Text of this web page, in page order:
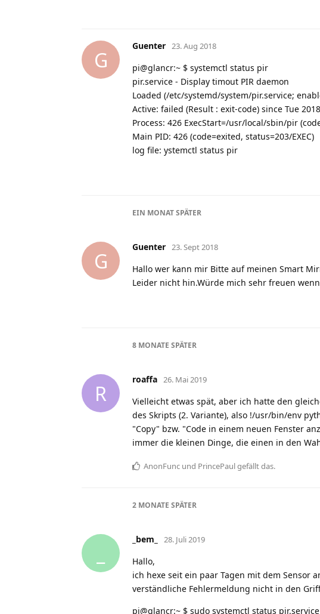
G
Guenter 23. Aug 2018
pi@glancr:~ $ systemctl status pir
pir.service - Display timout PIR daemon
Loaded (/etc/systemd/system/pir.service;
Active: failed (Result : exit-code) since Tue
Process: 426 ExecStart=/usr/local/sbin/pir
Main PID: 426 (code=exited, status=203/EXEC)
log file: ystemctl status pir
EIN MONATSPÄTER
G
Guenter 23. Sept 2018
Hallo wer kann mir Bitte auf meinen Smart
Leider nicht hin.Würde mich sehr freuen
8 MONATE SPÄTER
R
roaffa 26. Mai 2019
Vielleicht etwas spät, aber ich hatte den
des Skripts (2. Variante), also !/usr/bin/env
"Copy" bzw. "Code in einem neuen Fenster
immer die kleinen Dinge, die einen in den
AnonFunc und PrincePaulgefällt das.
2 MONATE SPÄTER
_bem_ 28. Juli 2019
Hallo,
ich hexe seit ein paar Tagen mit dem Sensor
verständliche Fehlermeldung nicht in den
pi@glancr:~ $ sudo systemctl status pir.service